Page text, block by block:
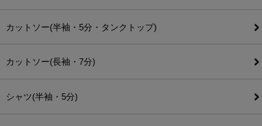
カットソー(半袖・5分・タンクトップ)
カットソー(長袖・7分)
シャツ(半袖・5分)